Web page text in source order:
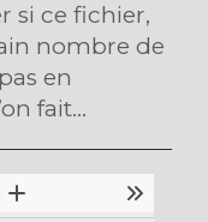
si ce fichier,
nombre de
en
fait...